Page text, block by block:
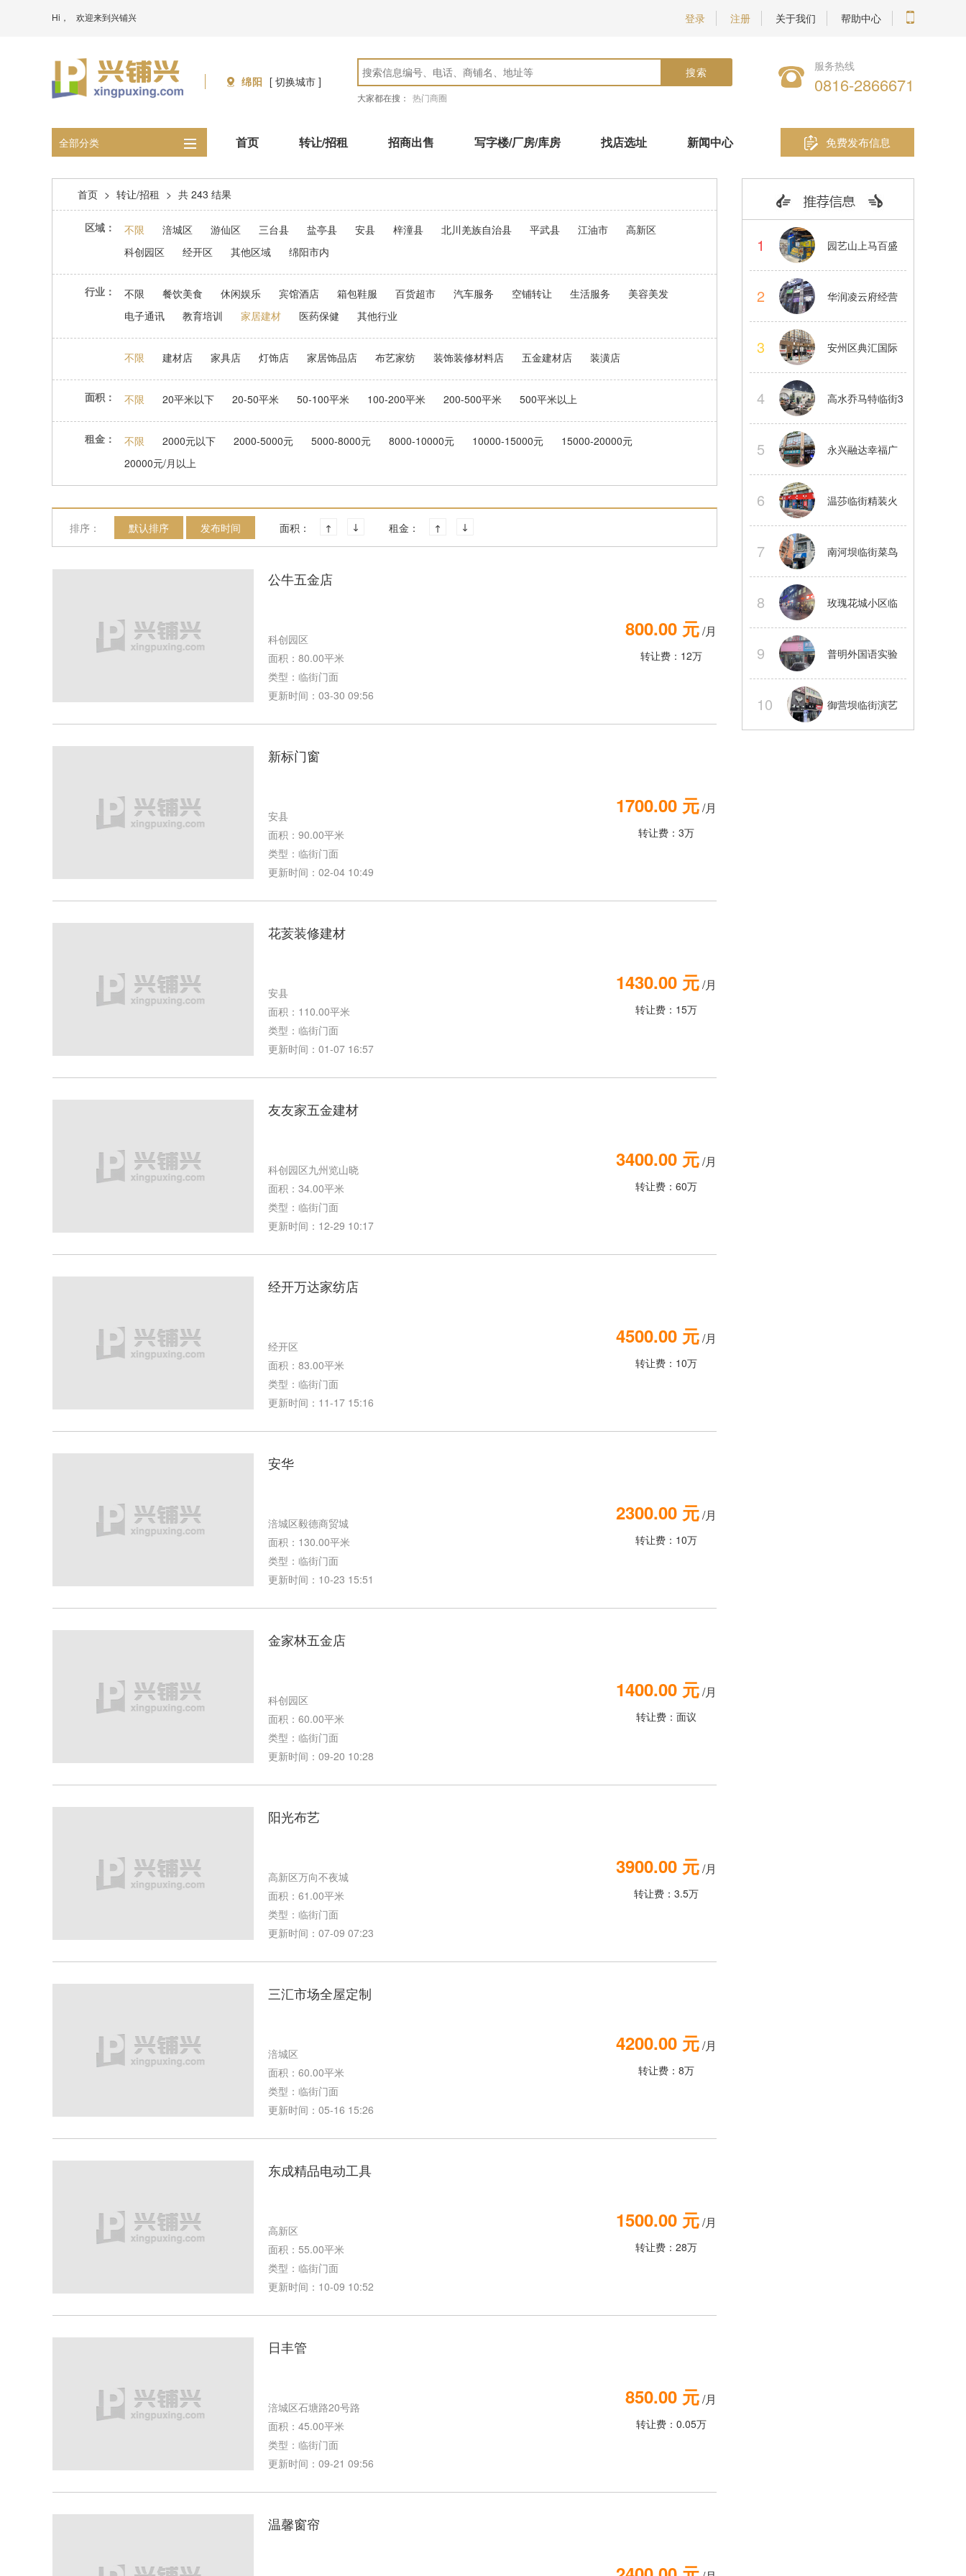
Hi， 欢迎来到兴铺兴 登录 注册 关于我们 帮助中心
绵阳 [ 切换城市 ]
大家都在搜： 热门商圈
服务热线
0816-2866671
全部分类 首页 转让/招租 招商出售 写字楼/厂房/库房 找店选址 新闻中心 免费发布信息
首页 > 转让/招租 > 共 243 结果
区域： 不限 涪城区 游仙区 三台县 盐亭县 安县 梓潼县 北川羌族自治县 平武县 江油市
高新区
科创园区
经开区 其他区域 绵阳市内
行业： 不限 餐饮美食 休闲娱乐 宾馆酒店 箱包鞋服 百货超市 汽车服务 空铺转让 生活服务
美容美发
电子通讯
教育培训 家居建材 医药保健 其他行业
不限 建材店 家具店 灯饰店 家居饰品店 布艺家纺 装饰装修材料店 五金建材店 装潢店
面积： 不限 20平米以下 20-50平米 50-100平米 100-200平米 200-500平米 500平米以上
租金： 不限 2000元以下 2000-5000元 5000-8000元 8000-10000元 10000-15000元
15000-20000元
20000元/月以上
排序： 默认排序 发布时间 面积： 租金：
公牛五金店
科创园区
面积：80.00平米
类型：临街门面
更新时间：03-30 09:56
800.00 元/月
转让费：12万
新标门窗
安县
面积：90.00平米
类型：临街门面
更新时间：02-04 10:49
1700.00 元/月
转让费：3万
花荄装修建材
安县
面积：110.00平米
类型：临街门面
更新时间：01-07 16:57
1430.00 元/月
转让费：15万
友友家五金建材
科创园区九州览山晓
面积：34.00平米
类型：临街门面
更新时间：12-29 10:17
3400.00 元/月
转让费：60万
经开万达家纺店
经开区
面积：83.00平米
类型：临街门面
更新时间：11-17 15:16
4500.00 元/月
转让费：10万
安华
涪城区毅德商贸城
面积：130.00平米
类型：临街门面
更新时间：10-23 15:51
2300.00 元/月
转让费：10万
金家林五金店
科创园区
面积：60.00平米
类型：临街门面
更新时间：09-20 10:28
1400.00 元/月
转让费：面议
阳光布艺
高新区万向不夜城
面积：61.00平米
类型：临街门面
更新时间：07-09 07:23
3900.00 元/月
转让费：3.5万
三汇市场全屋定制
涪城区
面积：60.00平米
类型：临街门面
更新时间：05-16 15:26
4200.00 元/月
转让费：8万
东成精品电动工具
高新区
面积：55.00平米
类型：临街门面
更新时间：10-09 10:52
1500.00 元/月
转让费：28万
日丰管
涪城区石塘路20号路
面积：45.00平米
类型：临街门面
更新时间：09-21 09:56
850.00 元/月
转让费：0.05万
温馨窗帘
1 园艺山上马百盛
2 华润凌云府经营
3 安州区典汇国际
4 高水乔马特临街3
5 永兴融达幸福广
6 温莎临街精装火
系
7 南河坝临街菜鸟
8 玫瑰花城小区临
9 普明外国语实验
10 御营坝临街演艺